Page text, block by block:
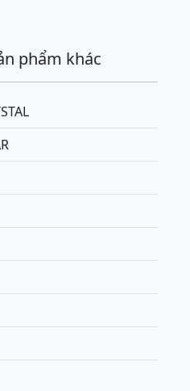
phẩm khác